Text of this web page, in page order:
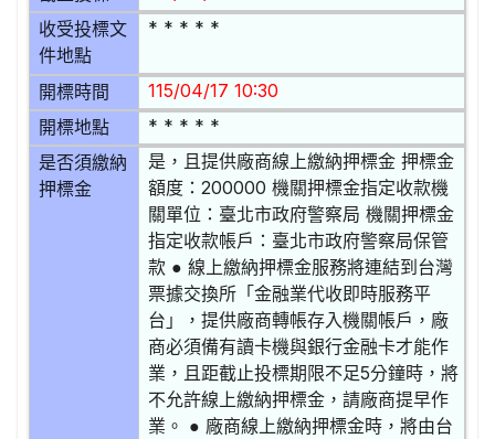
收受投標文
件地點
* * * * *
開標時間 115/04/17 10:30
開標地點 * * * * *
是否須繳納
押標金
是，且提供廠商線上繳納押標金 押標金
額度：200000 機關押標金指定收款機
關單位：臺北市政府警察局 機關押標金
指定收款帳戶：臺北市政府警察局保管
款 ● 線上繳納押標金服務將連結到台灣
票據交換所「金融業代收即時服務平
台」，提供廠商轉帳存入機關帳戶，廠
商必須備有讀卡機與銀行金融卡才能作
業，且距截止投標期限不足5分鐘時，將
不允許線上繳納押標金，請廠商提早作
業。 ● 廠商線上繳納押標金時，將由台